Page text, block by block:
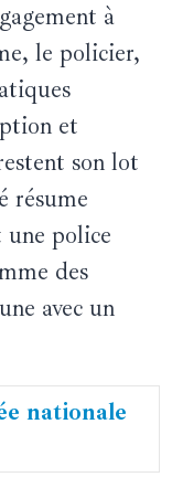
à
le policier,
et
son lot
résume
une police
des
avec un
nationale